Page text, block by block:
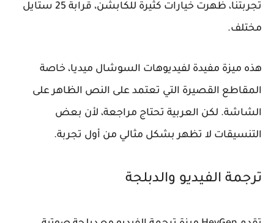
تجربتنا، ظهرت خيارات كثيرة للكابشن، قرابة 25 ستايل
مختلف.
هذه ميزة مفيدة لفيديوهات السوشال ميديا، خاصة
المقاطع القصيرة التي تعتمد على النص الظاهر على
الشاشة. لكن العربية تحتاج مراجعة، لأن بعض
التنسيقات لا تظهر بشكل مثالي من أول تجربة.
ترجمة الفيديو والدبلجة